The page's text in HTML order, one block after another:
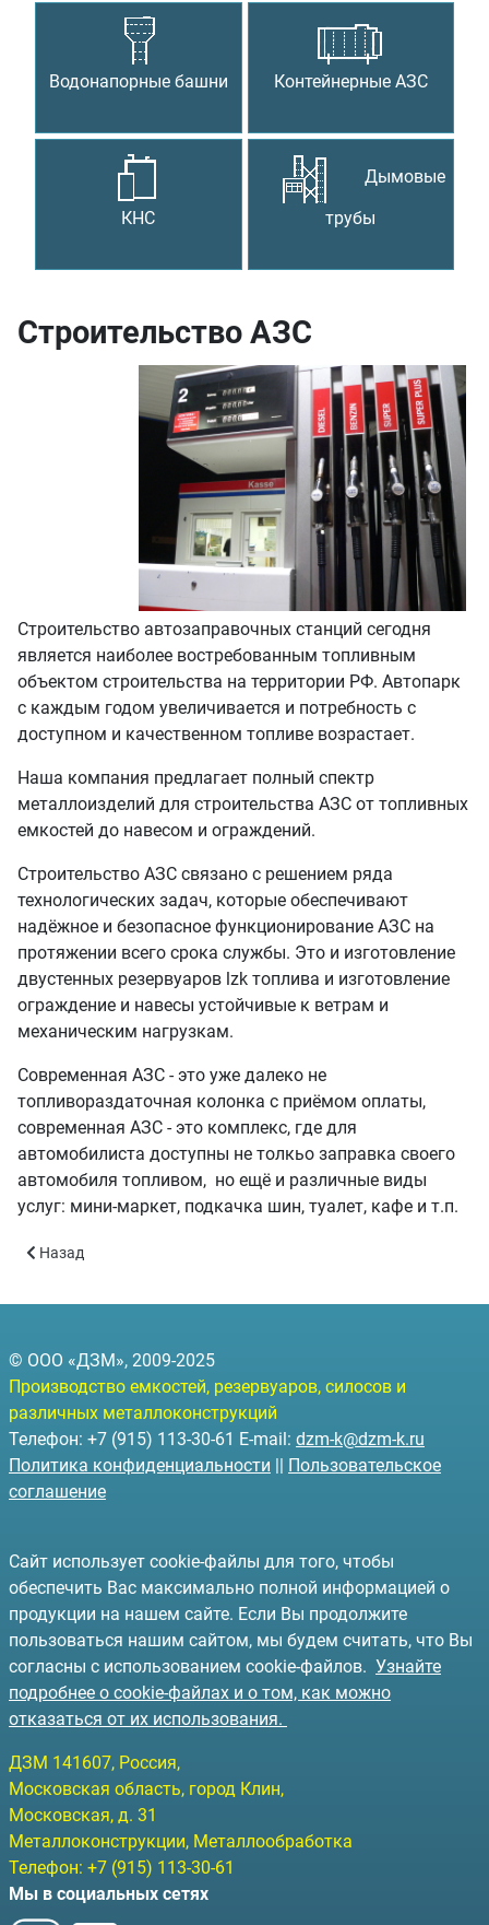
Водонапорные башни Контейнерные АЗС
КНС
Дымовые
трубы
Строительство АЗС
Строительство автозаправочных станций сегодня
является наиболее востребованным топливным
объектом строительства на территории РФ. Автопарк
с каждым годом увеличивается и потребность с
доступном и качественном топливе возрастает.
Наша компания предлагает полный спектр
металлоизделий для строительства АЗС от топливных
емкостей до навесом и ограждений.
Строительство АЗС связано с решением ряда
технологических задач, которые обеспечивают
надёжное и безопасное функционирование АЗС на
протяжении всего срока службы. Это и изготовление
двустенных резервуаров lzk топлива и изготовление
ограждение и навесы устойчивые к ветрам и
механическим нагрузкам.
Современная АЗС - это уже далеко не
топливораздаточная колонка с приёмом оплаты,
современная АЗС - это комплекс, где для
автомобилиста доступны не толкьо заправка своего
автомобиля топливом, но ещё и различные виды
услуг: мини-маркет, подкачка шин, туалет, кафе и т.п.
Предыдущий: Строительство асфальто-бетонных заводов
Назад
© ООО «ДЗМ», 2009-2025
Производство емкостей, резервуаров, силосов и
различных металлоконструкций
Телефон: +7 (915) 113-30-61 E-mail: dzm-k@dzm-k.ru
Политика конфиденциальности || Пользовательское
соглашение
Сайт использует cookie-файлы для того, чтобы
обеспечить Вас максимально полной информацией о
продукции на нашем сайте. Если Вы продолжите
пользоваться нашим сайтом, мы будем считать, что Вы
согласны с использованием cookie-файлов. Узнайте
подробнее о cookie-файлах и о том, как можно
отказаться от их использования.
ДЗМ 141607, Россия,
Московская область, город Клин,
Московская, д. 31
Металлоконструкции, Металлообработка
Телефон: +7 (915) 113-30-61
Мы в социальных сетях